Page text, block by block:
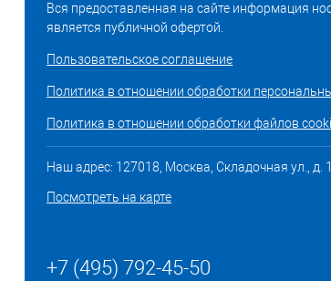
Вся предоставленная на сайте информация
является публичной офертой.
Пользовательское соглашение
Политика в отношении обработки
Политика в отношении обработки файлов
Наш адрес: 127018, Москва, Складочная ул., д.
Посмотреть на карте
+7 (495) 792-45-50